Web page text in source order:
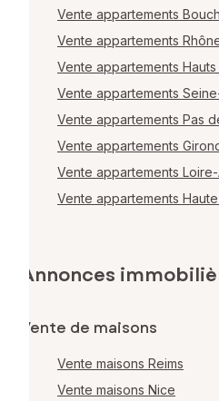
Vente appartements
Vente appartements
Vente appartements
Vente appartements
Vente appartements Pas
Vente appartements
Vente appartements
Vente appartements
Annonces
Vente de maisons
Vente maisons Reims
Vente maisons Nice